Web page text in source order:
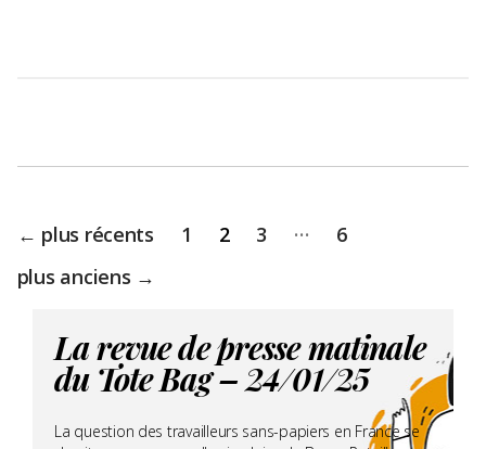
Pagination
des
publications
← plus récents 1 2 3 …
6
plus anciens →
La revue de presse matinale
du Tote Bag – 24/01/25
La question des travailleurs sans-papiers en France se